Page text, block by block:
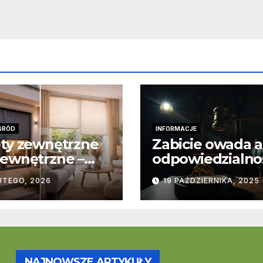
zewnętrzne
–
i
2026
INFORMACJE
Zabicie owada a
karna – jak
to w praktyce?
19 PAŹDZIERNIKA, 2025